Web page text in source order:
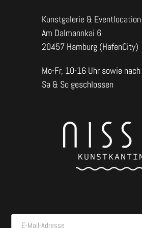
Kunstgalerie & Eventlocation
Am Dalmannkai 6
20457 Hamburg (HafenCity)
Mo-Fr, 10-16 Uhr sowie
Sa & So geschlossen
E-Mail-Adresse